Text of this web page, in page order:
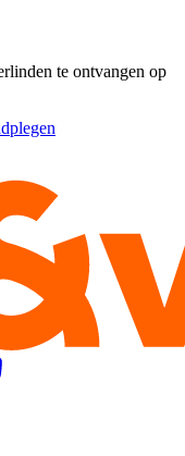
te ontvangen op